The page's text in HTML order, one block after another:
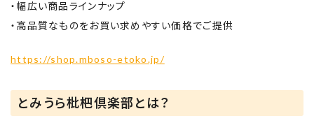
・幅広い商品ラインナップ
・高品質なものをお買い求めやすい価格でご提供
https://shop.mboso-etoko.jp/
とみうら枇杷倶楽部とは？